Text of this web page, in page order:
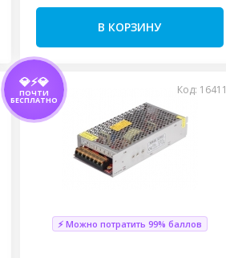
В КОРЗИНУ
💎⚡💎
ПОЧТИ
БЕСПЛАТНО
Код: 16411
⚡ Можно потратить 99% баллов